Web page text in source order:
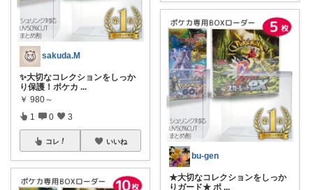
sakuda.M
✨大切なコレクションをしっか
り保護！ポケカ ...
￥ 980～
1 0 3
コレ いいね
bu-gen
★大切なコレクションをしっか
りガード★ ポ ...